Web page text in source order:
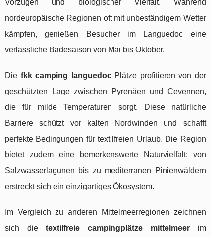
Vorzügen und biologischer Vielfalt. Während
nordeuropäische Regionen oft mit unbeständigem Wetter
kämpfen, genießen Besucher im Languedoc eine
verlässliche Badesaison von Mai bis Oktober.
Die fkk camping languedocPlätze profitieren von der
geschützten Lage zwischen Pyrenäen und Cevennen,
die für milde Temperaturen sorgt. Diese natürliche
Barriere schützt vor kalten Nordwinden und schafft
perfekte Bedingungen für textilfreien Urlaub. Die Region
bietet zudem eine bemerkenswerte Naturvielfalt: von
Salzwasserlagunen bis zu mediterranen Pinienwäldern
erstreckt sich ein einzigartiges Ökosystem.
Im Vergleich zu anderen Mittelmeerregionen zeichnen
sich dietextilfreie campingplätze mittelmeerim